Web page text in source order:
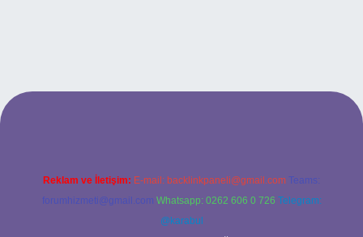
giriş
Reklam ve İletişim: E-mail: backlinkpaneli@gmail.com Teams:
forumhizmeti@gmail.com Whatsapp: 0262 606 0 726 Telegram:
@karabul